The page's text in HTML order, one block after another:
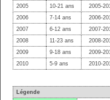
2005
10-21 ans 2005-
2006
7-14 ans 2006-
2007
6-12 ans 2007-
2008
11-23 ans 2008-
2009
9-18 ans 2009-
2010
5-9 ans 2010-
Légende